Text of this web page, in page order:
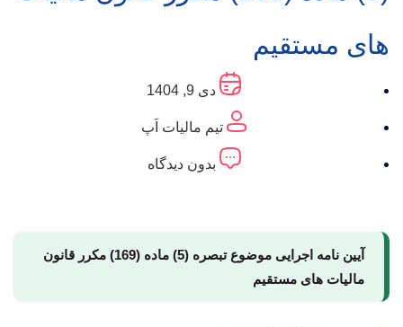
های مستقیم
دی 9, 1404
تیم مالیات اَپ
بدون دیدگاه
آیین نامه اجرایی موضوع تبصره (5) ماده (169) مکرر قانون
مالیات های مستقیم